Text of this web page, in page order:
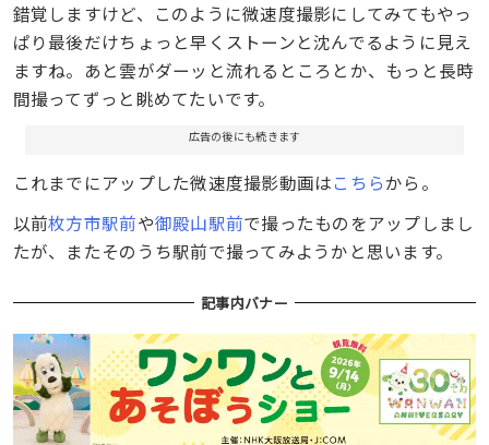
錯覚しますけど、このように微速度撮影にしてみてもやっ
ぱり最後だけちょっと早くストーンと沈んでるように見え
ますね。あと雲がダーッと流れるところとか、もっと長時
間撮ってずっと眺めてたいです。
広告の後にも続きます
これまでにアップした微速度撮影動画はこちらから。
以前枚方市駅前や御殿山駅前で撮ったものをアップしまし
たが、またそのうち駅前で撮ってみようかと思います。
記事内バナー